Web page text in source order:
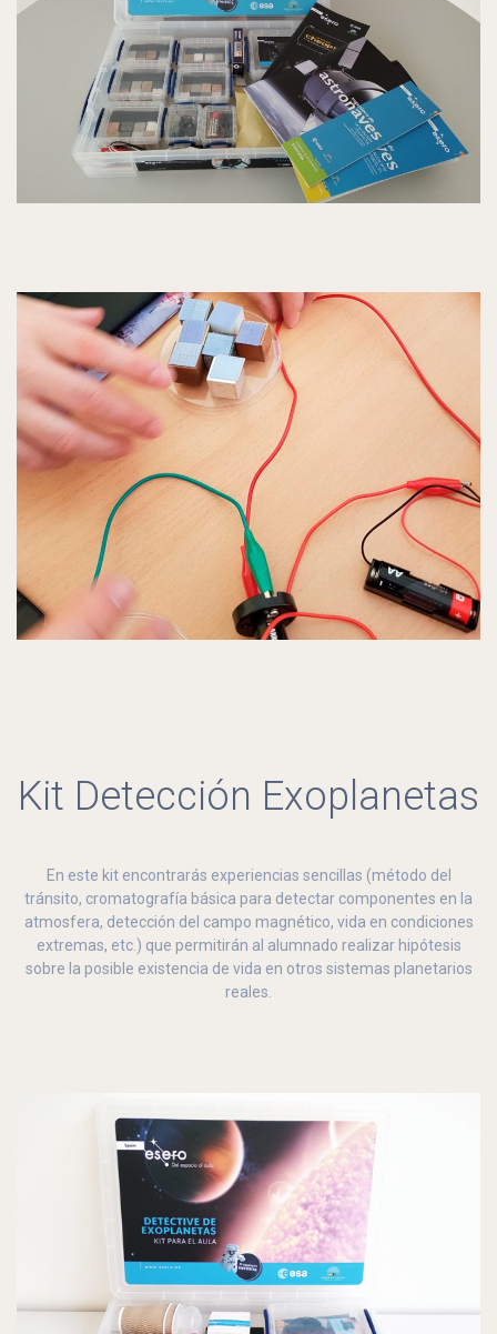
Kit Detección Exoplanetas
En este kit encontrarás experiencias sencillas (método del
tránsito, cromatografía básica para detectar componentes en la
atmosfera, detección del campo magnético, vida en condiciones
extremas, etc.) que permitirán al alumnado realizar hipótesis
sobre la posible existencia de vida en otros sistemas planetarios
reales.